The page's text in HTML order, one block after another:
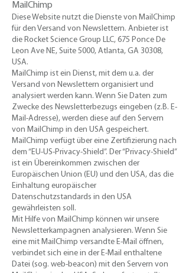
MailChimp
​Diese Website nutzt die Dienste von MailChimp
für den Versand von Newslettern. Anbieter ist
die Rocket Science Group LLC, 675 Ponce De
Leon Ave NE, Suite 5000, Atlanta, GA 30308,
USA.
MailChimp ist ein Dienst, mit dem u.a. der
Versand von Newslettern organisiert und
analysiert werden kann. Wenn Sie Daten zum
Zwecke des Newsletterbezugs eingeben (z.B. E-
Mail-Adresse), werden diese auf den Servern
von MailChimp in den USA gespeichert.
MailChimp verfügt über eine Zertifizierung nach
dem “EU-US-Privacy-Shield”. Der “Privacy-Shield”
ist ein Übereinkommen zwischen der
Europäischen Union (EU) und den USA, das die
Einhaltung europäischer
Datenschutzstandards in den USA
gewährleisten soll.
Mit Hilfe von MailChimp können wir unsere
Newsletterkampagnen analysieren. Wenn Sie
eine mit MailChimp versandte E-Mail öffnen,
verbindet sich eine in der E-Mail enthaltene
Datei (sog. web-beacon) mit den Servern von